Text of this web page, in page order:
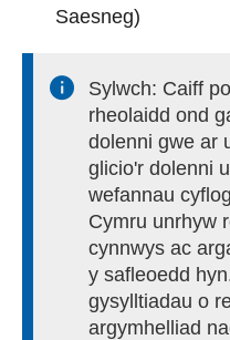
Saesneg)
Sylwch: Caiff
rheolaidd ond
dolenni gwe ar
glicio'r dolenni
wefannau
Cymru unrhyw
cynnwys ac
y safleoedd
gysylltiadau o
argymhelliad